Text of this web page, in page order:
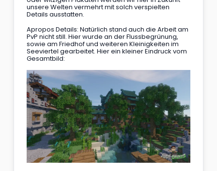
unsere Welten vermehrt mit solch verspielten
Details ausstatten.
Apropos Details: Natürlich stand auch die Arbeit am
PvP nicht still. Hier wurde an der Flussbegrünung,
sowie am Friedhof und weiteren Kleinigkeiten im
Seeviertel gearbeitet. Hier ein kleiner Eindruck vom
Gesamtbild: